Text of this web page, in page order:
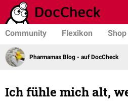
Community Flexikon Shop
Pharmamas Blog - auf DocCheck
Ich fühle mich alt,